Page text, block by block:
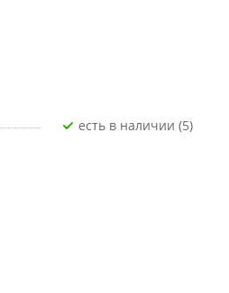
Есть в наличии (5)